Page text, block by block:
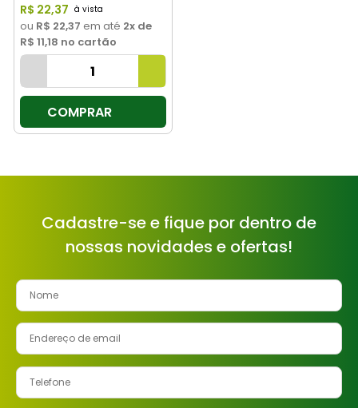
R$ 22,37
ou R$ 22,37 em até 2x de
R$ 11,18 no cartão
COMPRAR
Cadastre-se e fique por dentro de
nossas novidades e ofertas!